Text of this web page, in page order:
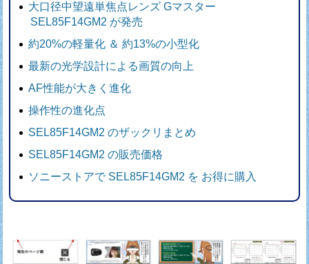
大口径中望遠単焦点レンズ Gマスター
SEL85F14GM2 が発売
約20%の軽量化 ＆ 約13%の小型化
最新の光学設計による画質の向上
AF性能が大きく進化
操作性の進化点
SEL85F14GM2 のザックリまとめ
SEL85F14GM2 の販売価格
ソニーストアで SEL85F14GM2 を お得に購入